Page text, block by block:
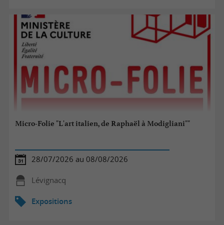
Micro-Folie "L'art italien, de Raphaël à Modigliani""
28/07/2026 au 08/08/2026
Lévignacq
Expositions